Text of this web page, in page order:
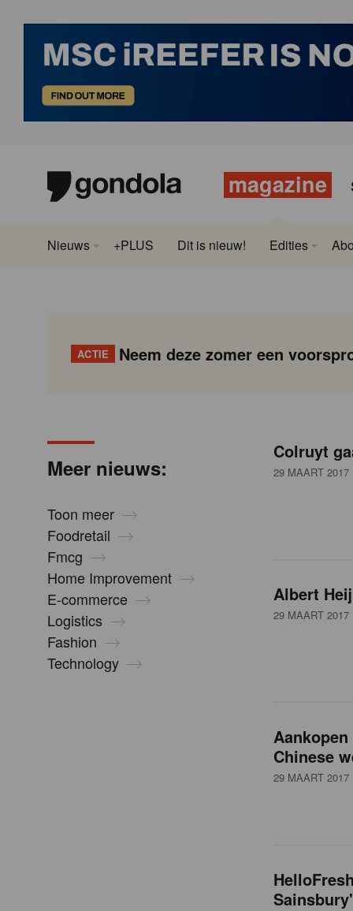
magazine
Nieuws +PLUS Dit is nieuw! Edities
ACTIE Neem deze zomer een
Meer nieuws:
Toon meer
Foodretail
Fmcg
Home Improvement
E-commerce
Logistics
Fashion
Technology
Colruyt
29 MAART 2017
Albert
29 MAART 2017
Chinese
29 MAART 2017
P
a
i
o
Vorige
Page
Page
Page
Page
Current
page
Page
Page
Page
Page
Volgende